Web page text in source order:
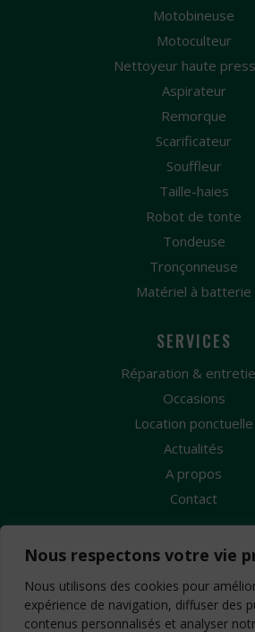
Nous respectons votre vie
Nous utilisons des cookies pour
expérience de navigation, diffuser des
contenus personnalisés et analyser
Motobineuse
Motoculteur
Nettoyeur haute
Aspirateur
Remorque
Scarificateur
Souffleur
Taille-haies
Robot de tonte
Tondeuse
Tronçonneuse
Matériel à batterie
SERVICES
Réparation &
Occasions
Location ponctuelle
Actualités
A propos
Contact
Création Site Internet :